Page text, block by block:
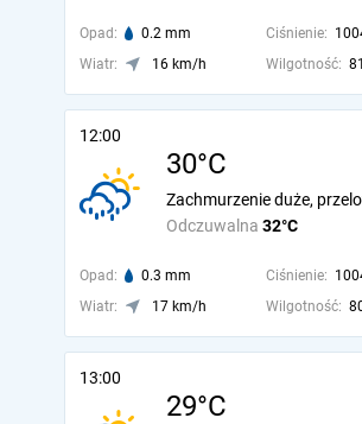
Opad: 0.2 mm Ciśnienie:
Wiatr:
16 km/h Wilgotność:
12:00
30°C
Odczuwalna 32°C
Zachmurzenie duże,
Opad: 0.3 mm Ciśnienie:
Wiatr:
17 km/h Wilgotność:
13:00
29°C